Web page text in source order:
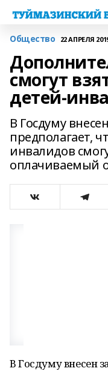
Общество 22 АПРЕЛЯ
смогут
детей-
В Госдуму
предполагает,
инвалидов
оплачиваемый
В Госдуму внесен